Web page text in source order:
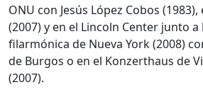
ONU con Jesús López Cobos
(2007) y en el Lincoln Center junto
filarmónica de Nueva York (2008)
de Burgos o en el Konzerthaus de
(2007).